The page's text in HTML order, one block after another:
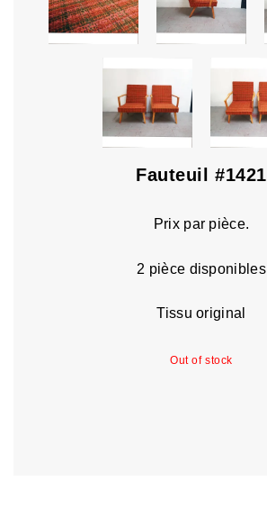
Fauteuil #1421
Prix par pièce.
2 pièce disponibles
Tissu original
Out of stock